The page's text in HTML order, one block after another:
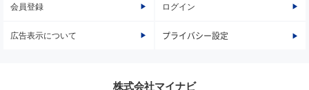
会員登録 ログイン
広告表示について プライバシー設定
株式会社マイナビ